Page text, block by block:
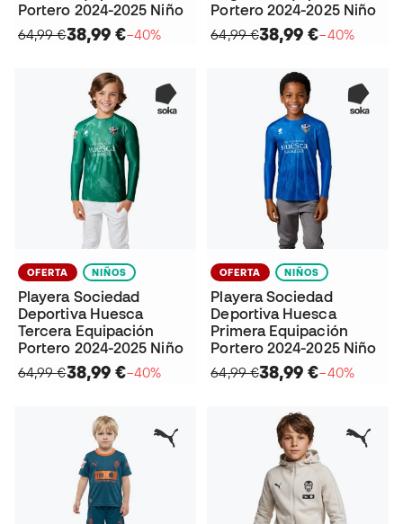
Portero 2024-2025 Niño
64,99 €38,99 €−40%
Portero 2024-2025 Niño
64,99 €38,99 €−40%
OFERTA NIÑOS
Playera Sociedad
Deportiva Huesca
Tercera Equipación
Portero 2024-2025 Niño
64,99 €38,99 €−40%
OFERTA NIÑOS
Playera Sociedad
Deportiva Huesca
Primera Equipación
Portero 2024-2025 Niño
64,99 €38,99 €−40%